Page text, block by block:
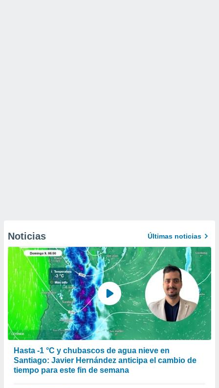
Noticias Últimas noticias
Hasta -1 °C y chubascos de agua nieve en
Santiago: Javier Hernández anticipa el cambio de
tiempo para este fin de semana